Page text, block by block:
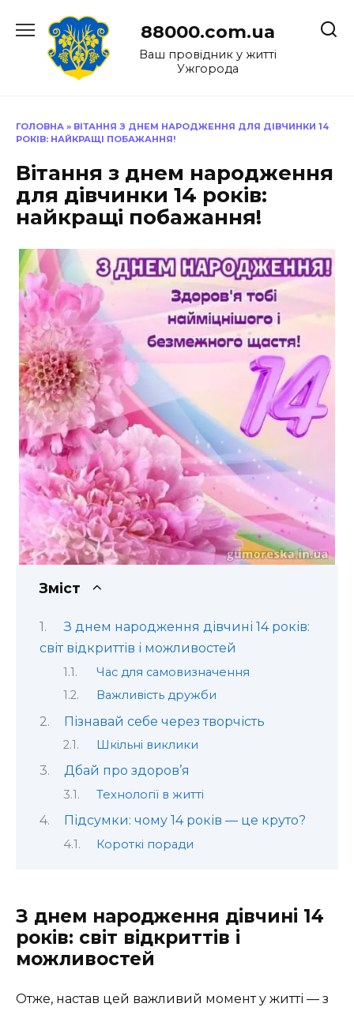
до
88000.com.ua
Ваш провідник у житті
Ужгорода
ГОЛОВНА » ВІТАННЯ З ДНЕМ НАРОДЖЕННЯ ДЛЯ ДІВЧИНКИ 14
РОКІВ: НАЙКРАЩІ ПОБАЖАННЯ!
Вітання з днем народження
для дівчинки 14 років:
найкращі побажання!
Зміст
З днем народження дівчині 14 років:
світ відкриттів і можливостей
Час для самовизначення
Важливість дружби
Пізнавай себе через творчість
Шкільні виклики
Дбай про здоров’я
Технології в житті
Підсумки: чому 14 років — це круто?
Короткі поради
З днем народження дівчині 14
років: світ відкриттів і
можливостей
Отже, настав цей важливий момент у житті — з